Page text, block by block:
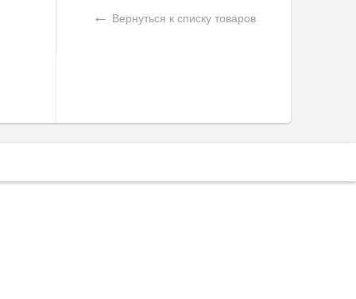
← Вернуться к списку товаров